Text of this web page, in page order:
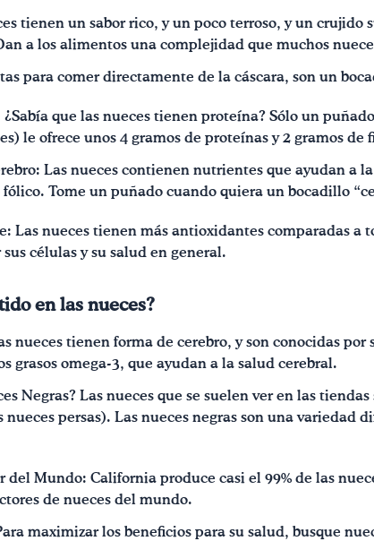
tienen un sabor rico, y un poco terroso, y un crujido
a los alimentos una complejidad que muchos
para comer directamente de la cáscara, son un
¿Sabía que las nueces tienen proteína? Sólo un
le ofrece unos 4 gramos de proteínas y 2 gramos de
Las nueces contienen nutrientes que ayudan a
Tome un puñado cuando quiera un bocadillo
Las nueces tienen más antioxidantes comparadas a
células y su salud en general.
en las nueces?
nueces tienen forma de cerebro, y son conocidas
grasos omega-3, que ayudan a la salud cerebral.
Negras? Las nueces que se suelen ver en las
persas). Las nueces negras son una variedad
del Mundo: California produce casi el 99% de las
de nueces del mundo.
maximizar los beneficios para su salud, busque